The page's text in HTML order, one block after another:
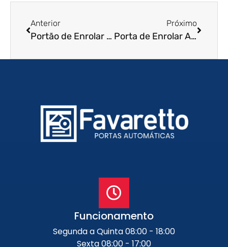
Anterior
Portão de Enrolar em São João da Boa Vista – SP
Próximo
Porta de Enrolar Automática na Praia Grande – SP
Funcionamento
Segunda a Quinta 08:00 - 18:00
Sexta 08:00 - 17:00